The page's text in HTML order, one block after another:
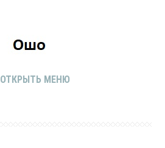
ОТКРЫТЬ МЕНЮ